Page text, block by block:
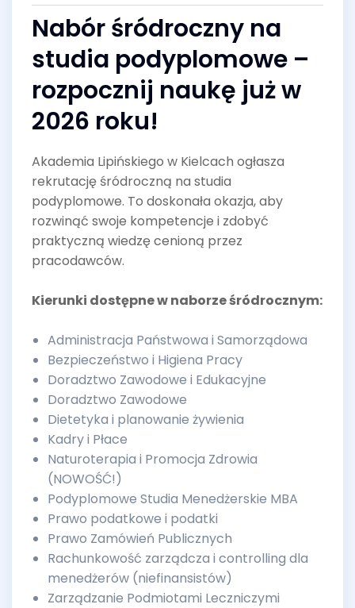
Nabór śródroczny na
studia podyplomowe –
rozpocznij naukę już w
2026 roku!
Akademia Lipińskiego w Kielcach ogłasza
rekrutację śródroczną na studia
podyplomowe. To doskonała okazja, aby
rozwinąć swoje kompetencje i zdobyć
praktyczną wiedzę cenioną przez
pracodawców.
Kierunki dostępne w naborze śródrocznym:
Administracja Państwowa i Samorządowa
Bezpieczeństwo i Higiena Pracy
Doradztwo Zawodowe i Edukacyjne
Doradztwo Zawodowe
Dietetyka i planowanie żywienia
Kadry i Płace
Naturoterapia i Promocja Zdrowia
(NOWOŚĆ!)
Podyplomowe Studia Menedżerskie MBA
Prawo podatkowe i podatki
Prawo Zamówień Publicznych
Rachunkowość zarządcza i controlling dla
menedżerów (niefinansistów)
Zarządzanie Podmiotami Leczniczymi